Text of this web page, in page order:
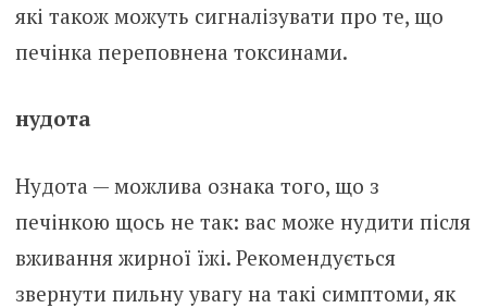
які також можуть сигналізувати про те, що
печінка переповнена токсинами.
нудота
Нудота — можлива ознака того, що з
печінкою щось не так: вас може нудити після
вживання жирної їжі. Рекомендується
звернути пильну увагу на такі симптоми, як